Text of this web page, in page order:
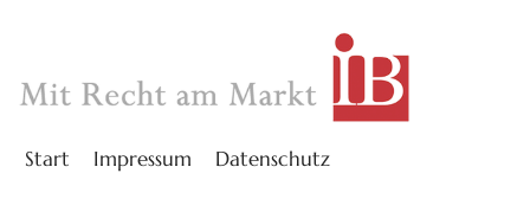
Start Impressum Datenschutz